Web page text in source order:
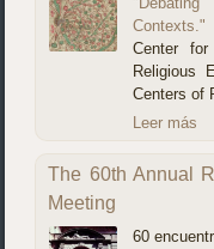
Contexts."
Center
Religious
Centers of
Leer más
The 60th Annual
Meeting
60